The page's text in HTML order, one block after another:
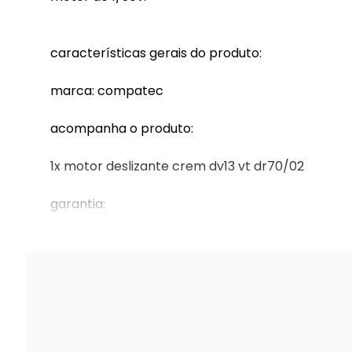
características gerais do produto:
marca: compatec
acompanha o produto:
1x motor deslizante crem dv13 vt dr70/02
garantia: